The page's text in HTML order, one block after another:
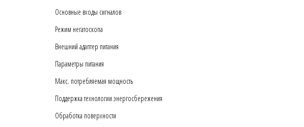
Основные входы сигналов
Режим негатоскопа
Внешний адаптер питания
Параметры питания
Макс. потребляемая мощность
Поддержка технологии энергосбережения
Обработка поверхности